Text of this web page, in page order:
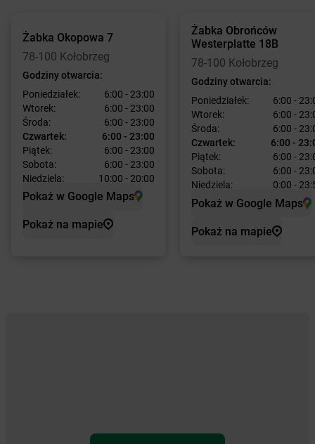
Żabka Okopowa 7
78-100 Kołobrzeg
Godziny otwarcia:
Poniedziałek:
6:00 - 23:00
Wtorek:
6:00 - 23:00
Środa:
6:00 - 23:00
Czwartek:
6:00 - 23:00
Piątek:
6:00 - 23:00
Sobota:
6:00 - 23:00
Niedziela:
10:00 - 20:00
Pokaż w Google Maps
Pokaż na mapie
Żabka Obrońców
Westerplatte 18B
78-100 Kołobrzeg
Godziny otwarcia:
Poniedziałek:
6:00 -
Wtorek:
6:00 -
Środa:
6:00 -
Czwartek:
6:00 -
Piątek:
6:00 -
Sobota:
6:00 -
Niedziela:
0:00 -
Pokaż w Google Maps
Pokaż na mapie